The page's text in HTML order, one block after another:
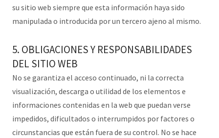
su sitio web siempre que esta información haya sido
manipulada o introducida por un tercero ajeno al mismo.
5. OBLIGACIONES Y RESPONSABILIDADES
DEL SITIO WEB
No se garantiza el acceso continuado, ni la correcta
visualización, descarga o utilidad de los elementos e
informaciones contenidas en la web que puedan verse
impedidos, dificultados o interrumpidos por factores o
circunstancias que están fuera de su control. No se hace